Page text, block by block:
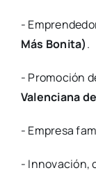
-
Más Boni­ta).
- Pro­mo­ción
Valen­cia­na
- Empre­sa
- Inno­va­ción,